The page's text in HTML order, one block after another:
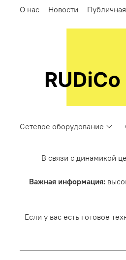
О нас Новости
Сетевое оборудование
В связи с динамикой
Важная информация:
Если у вас есть готовое